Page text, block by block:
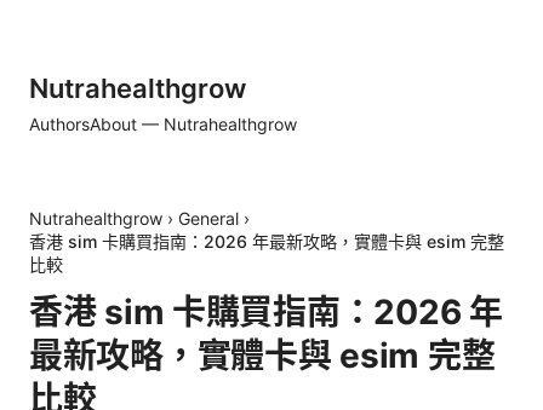
Nutrahealthgrow
AuthorsAbout — Nutrahealthgrow
Nutrahealthgrow › General ›
香港 sim 卡購買指南：2026 年最新攻略，實體卡與 esim 完整
比較
香港 sim 卡購買指南：2026 年
最新攻略，實體卡與 esim 完整
比較